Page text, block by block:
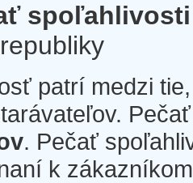
spoľahlivosti
patrí medzi
. Pečať
k